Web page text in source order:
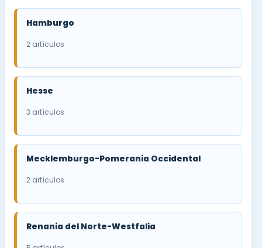
Hamburgo
2 artículos
Hesse
3 artículos
Mecklemburgo-Pomerania Occidental
2 artículos
Renania del Norte-Westfalia